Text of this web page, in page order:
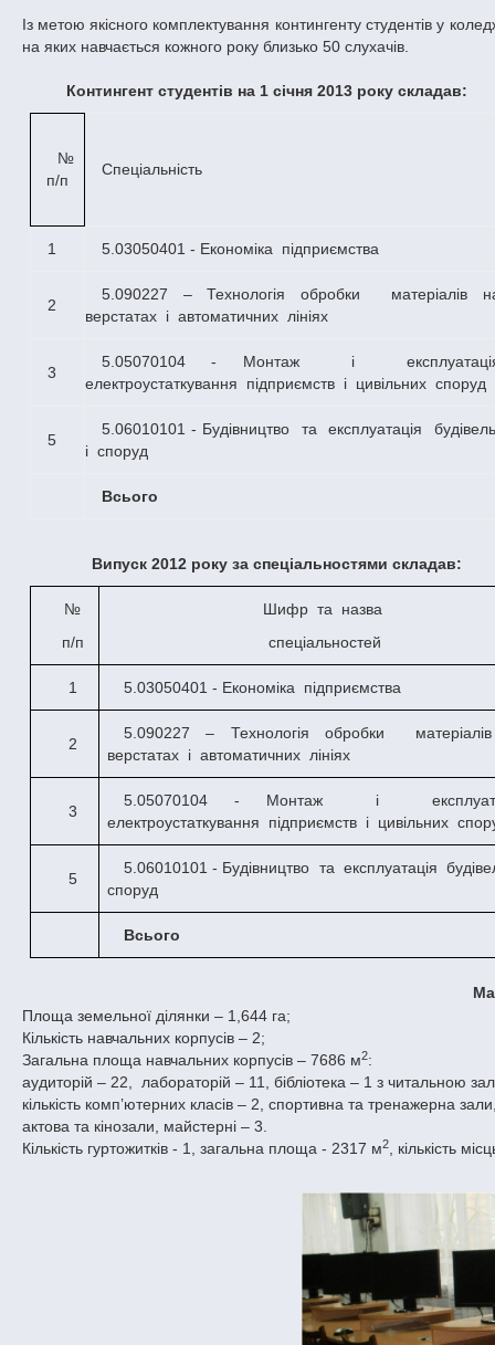
Із метою якісного комплектування контингенту студентів у
на яких навчається кожного року близько 50 слухачів.
Контингент студентів на 1 січня 2013 року складав:
№
п/п
Спеціальність
1 5.03050401 - Економіка підприємства
2
5.090227 – Технологія обробки матеріалів на
верстатах і автоматичних лініях
3
5.05070104 - Монтаж і експлуатація
електроустаткування підприємств і цивільних споруд
5
5.06010101 - Будівництво та експлуатація будівель
і споруд
Всього
Випуск 2012 року за спеціальностями складав:
№
п/п
Шифр та назва
спеціальностей
1 5.03050401 - Економіка підприємства
2
5.090227 – Технологія обробки
верстатах і автоматичних лініях
3
5.05070104 - Монтаж і
електроустаткування
підприємств і цивільних
5
5.06010101 - Будівництво та експлуатація
споруд
Всього
Площа земельної ділянки – 1,644 га;
Кількість навчальних корпусів – 2;
Загальна площа навчальних корпусів – 7686 м2:
аудиторій – 22, лабораторій – 11, бібліотека – 1 з читальною
кількість комп’ютерних класів – 2, спортивна та тренажерна
актова та кінозали, майстерні – 3.
Кількість гуртожитків - 1, загальна площа - 2317 м2, кількість